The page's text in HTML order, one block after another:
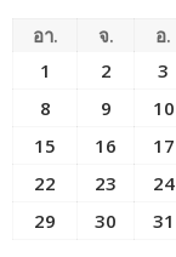
อา. จ. อ.
1
2 3
8
9 10
15
16 17
22
23 24
29
30 31